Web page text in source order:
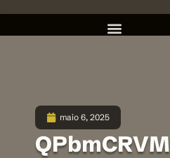
maio 6, 2025
QPbmCRVM